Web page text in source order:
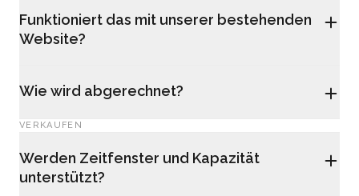
Funktioniert das mit unserer bestehenden
Website?
Wie wird abgerechnet?
VERKAUFEN
Werden Zeitfenster und Kapazität
unterstützt?